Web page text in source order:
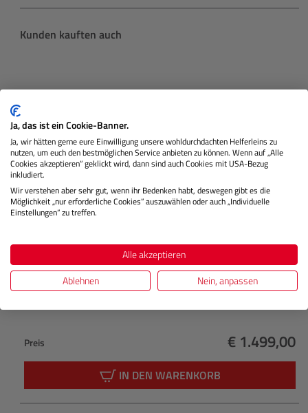
Produktgalerie überspringen
Kunden kauften auch
Lagernd
Preis
Regulärer
€ 1.499,00
IN DEN WARENKORB
Ja, das ist ein Cookie-Banner.
Ja, wir hätten gerne eure Einwilligung unsere wohldurchdachten Helferleins zu
nutzen, um euch den bestmöglichen Service anbieten zu können. Wenn auf „Alle
Cookies akzeptieren“ geklickt wird, dann sind auch Cookies mit USA-Bezug
inkludiert.
Wir verstehen aber sehr gut, wenn ihr Bedenken habt, deswegen gibt es die
Möglichkeit „nur erforderliche Cookies“ auszuwählen oder auch „Individuelle
Einstellungen“ zu treffen.
Alle akzeptieren
Ablehnen
Nein, anpassen